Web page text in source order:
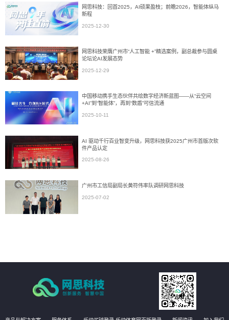
网思科技：回首2025，AI硕果盈枝；前瞻2026，智能体纵马
新程
2025-12-30
网思科技荣膺广州市“人工智能 +”精选案例，副总裁参与圆桌
论坛论AI发展态势
2025-12-29
中国移动携手生态伙伴共绘数字经济新蓝图——从“云空间
+AI”到“智能体”，再到“数盾”可信流通
2025-10-11
AI 驱动千行百业智变升级，网思科技获2025广州市首版次软
件产品认定
2025-08-26
广州市工信局副局长黄符伟率队调研网思科技
2025-07-02